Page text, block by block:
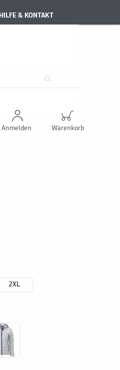
HILFE & KONTAKT
Anmelden Warenkorb
2XL